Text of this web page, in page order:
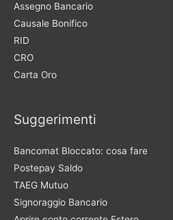
Assegno Bancario
Causale Bonifico
RID
CRO
Carta Oro
Suggerimenti
Bancomat Bloccato: cosa fare
Postepay Saldo
TAEG Mutuo
Signoraggio Bancario